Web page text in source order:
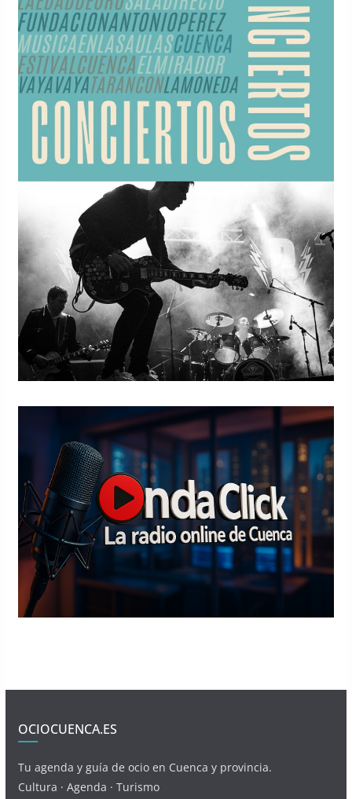
OCIOCUENCA.ES
Tu agenda y guía de ocio en Cuenca y provincia.
Cultura · Agenda · Turismo